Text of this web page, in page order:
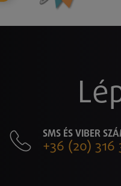
SMS ÉS VIBER
+36 (20) 316